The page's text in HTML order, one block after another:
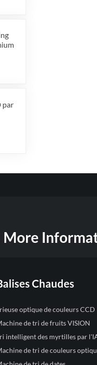
par
par
More
Chaudes
optique de couleurs CCD
de tri de fruits VISION
intelligent des myrtilles par
de tri de couleurs